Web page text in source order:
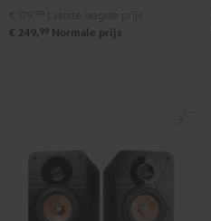
€ 249, 99 Normale prijs